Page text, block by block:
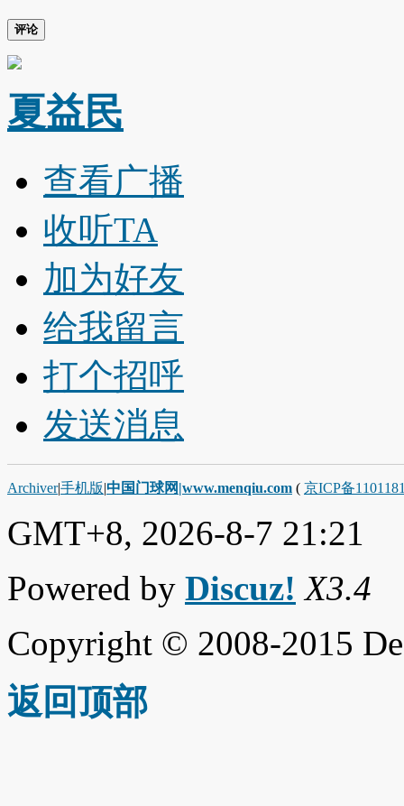
评论
夏益民
查看广播
收听TA
加为好友
给我留言
打个招呼
发送消息
Archiver|手机版|中国门球网|www.menqiu.com ( 京ICP备
GMT+8, 2026-8-7 21:21
Powered by Discuz! X3.4
Copyright © 2008-2015
返回顶部